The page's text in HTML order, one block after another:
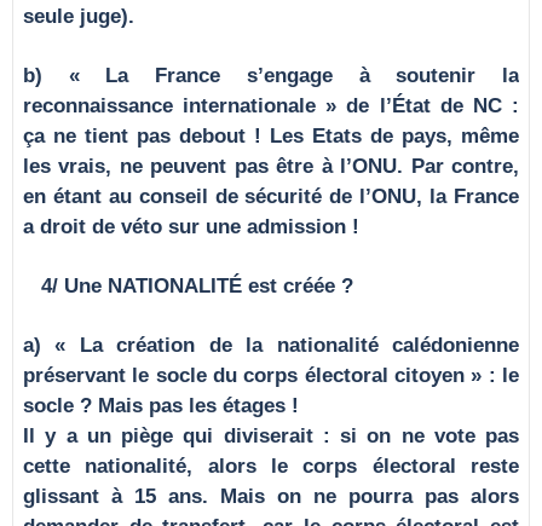
seule juge).
b) « La France s’engage à soutenir la
reconnaissance internationale » de l’État de NC :
ça ne tient pas debout ! Les Etats de pays, même
les vrais, ne peuvent pas être à l’ONU. Par contre,
en étant au conseil de sécurité de l’ONU, la France
a droit de véto sur une admission !
4/ Une NATIONALITÉ est créée ?
a) « La création de la nationalité calédonienne
préservant le socle du corps électoral citoyen » : le
socle ? Mais pas les étages !
Il y a un piège qui diviserait : si on ne vote pas
cette nationalité, alors le corps électoral reste
glissant à 15 ans. Mais on ne pourra pas alors